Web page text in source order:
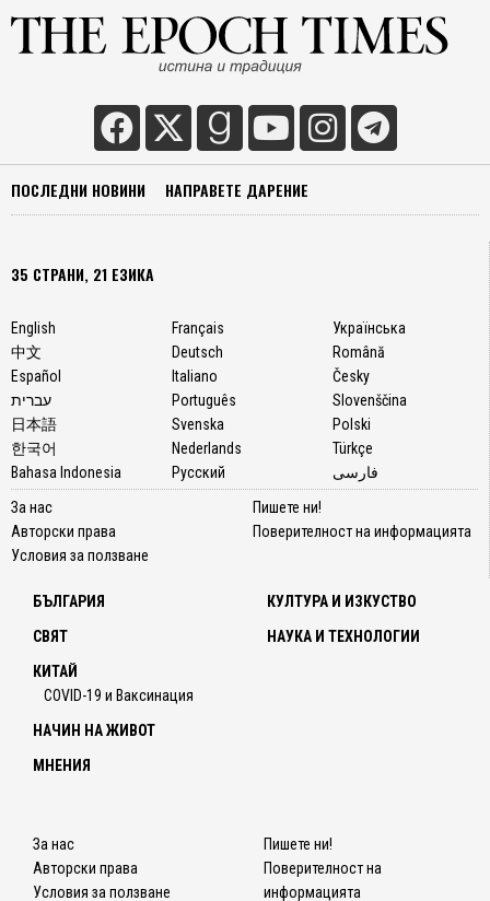
ПОСЛЕДНИ НОВИНИ НАПРАВЕТЕ ДАРЕНИЕ
35 СТРАНИ, 21 ЕЗИКА
English
中文
Español
עברית
日本語
한국어
Bahasa Indonesia
Français
Deutsch
Italiano
Português
Svenska
Nederlands
Русский
Українська
Română
Česky
Slovenščina
Polski
Türkçe
فارسی
За нас
Авторски права
Условия за ползване
Пишете ни!
Поверителност на информацията
БЪЛГАРИЯ
СВЯТ
КИТАЙ
COVID-19 и Ваксинация
КУЛТУРА И ИЗКУСТВО
НАУКА И ТЕХНОЛОГИИ
НАЧИН НА ЖИВОТ
МНЕНИЯ
За нас
Авторски права
Условия за ползване
Пишете ни!
Поверителност на
информацията